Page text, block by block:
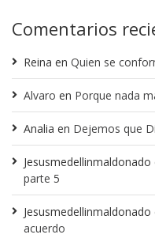
Comentarios
Reina en Quien se
Alvaro en Porque nada
Analia en Dejemos que
Jesusmedellinmaldonado
parte 5
Jesusmedellinmaldonado
acuerdo